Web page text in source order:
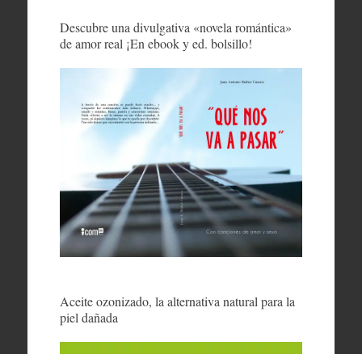
Descubre una divulgativa «novela romántica»
de amor real ¡En ebook y ed. bolsillo!
Aceite ozonizado, la alternativa natural para la
piel dañada